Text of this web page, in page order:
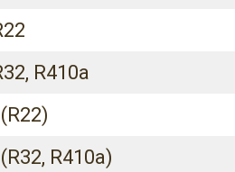
R410a
R410a)